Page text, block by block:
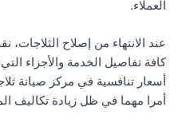
العملاء.
عند الانتهاء من إصلاح
كافة تفاصيل الخدمة والأجزاء
أسعار تنافسية في مركز صيانة
أمرا مهما في ظل زيادة تكاليف